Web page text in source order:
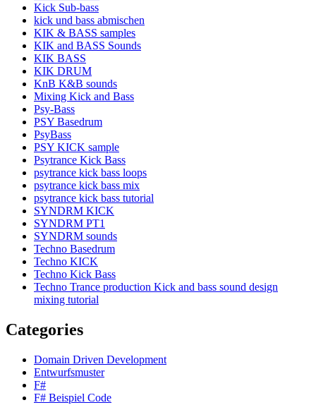
Kick Sub-bass
kick und bass abmischen
KIK & BASS samples
KIK and BASS Sounds
KIK BASS
KIK DRUM
KnB K&B sounds
Mixing Kick and Bass
Psy-Bass
PSY Basedrum
PsyBass
PSY KICK sample
Psytrance Kick Bass
psytrance kick bass loops
psytrance kick bass mix
psytrance kick bass tutorial
SYNDRM KICK
SYNDRM PT1
SYNDRM sounds
Techno Basedrum
Techno KICK
Techno Kick Bass
Techno Trance production Kick and bass sound design
mixing tutorial
Categories
Domain Driven Development
Entwurfsmuster
F#
F# Beispiel Code